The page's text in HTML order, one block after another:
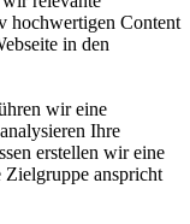
hochwertigen Content
in den
wir eine
Ihre
erstellen wir eine
Zielgruppe anspricht